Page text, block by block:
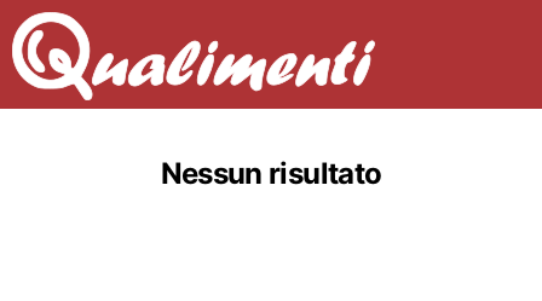
Nessun risultato